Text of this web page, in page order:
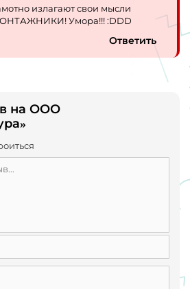
излагают свои мысли
Умора!!! :DDD
Ответить
на ООО